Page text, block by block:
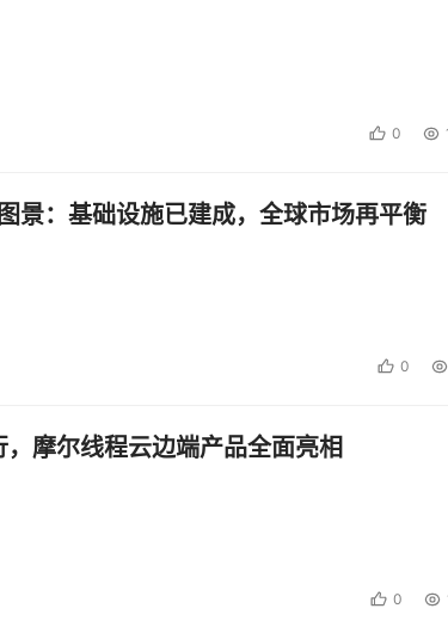
在项目规划书上，明确写明项目涉及到的范围与实
在立项的同时，也要写明ERP项目的风险，如业务
时候项目失败时或者没有预期的好的时候，他们会
顾及老板的面子，不愿意出头去进行点拨，到项目
息化项目还是在企业管理中，都可以用到。领导既
。做为CIO，只要稍微跟一把手提一下，一把手也
业务，他们明白，如此做，是得不偿失的，就好象
cio.icxo.com]
锻炼。若能跟这些领导处理好了，则再跟其他类型
成败的关键，决定CIO价值的主要在于沟通与协调
0
景：基础设施已建成，全球市场再平衡
0
摩尔线程云边端产品全面亮相
0